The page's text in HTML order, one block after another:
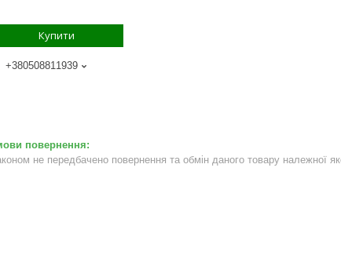
Купити
+380508811939
не передбачено повернення та обмін даного товару належної